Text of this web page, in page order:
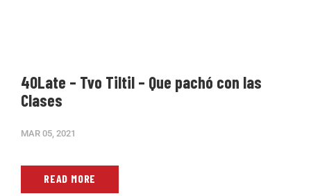
40Late – Tvo Tiltil – Que pachó con las
Clases
MAR 05, 2021
READ MORE